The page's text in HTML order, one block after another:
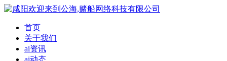
首页
关于我们
ai资讯
ai动态